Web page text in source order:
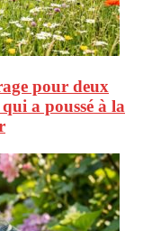
pour deux
a poussé à la